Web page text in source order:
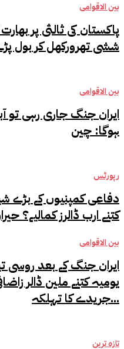
بین الاقوامی
پاکستان کی ثالثی پر
ششی تھرورکھل کر بول
بین الاقوامی
ایران جنگ جاری رہی تو
ہوگا: چین
رپورٹس
دفاعی کمپنیوں کے بڑے
کتنے ارب ڈالرز کمالیے؟
بین الاقوامی
ایران جنگ کے بعد روسی
یومیہ کتنے ملین ڈالر
جریدے کا تہلکہ...
تازہ ترین